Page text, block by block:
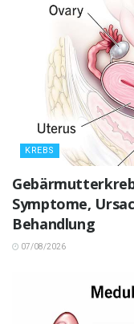
KREBS
Symptome,
Behandlung
07/08/2026